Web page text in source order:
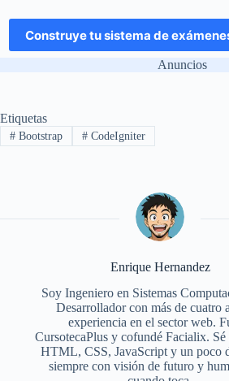
Construye tu sistema de
Anuncios
Etiquetas
#Bootstrap #CodeIgniter
Enrique Hernandez
Soy Ingeniero en Sistemas
Desarrollador con más de cuatro
experiencia en el sector web.
CursotecaPlus y cofundé Facialix. Sé
HTML, CSS, JavaScript y un poco
siempre con visión de futuro y